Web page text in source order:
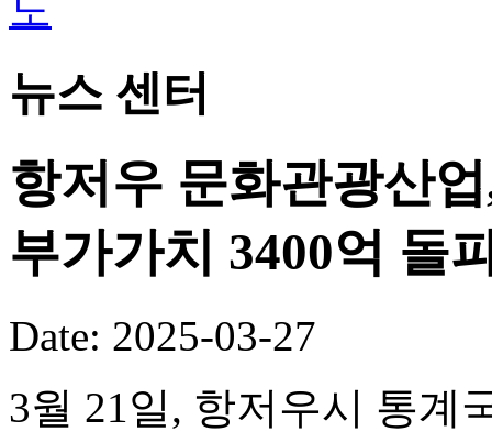
뉴스 센터
항저우 문화관광산
부가가치 3400억 돌
Date: 2025-03-27
3월 21일, 항저우시 통계